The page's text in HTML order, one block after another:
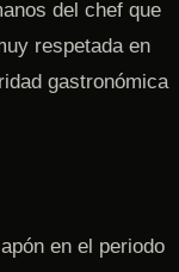
del chef que
respetada en
gastronómica
en el periodo